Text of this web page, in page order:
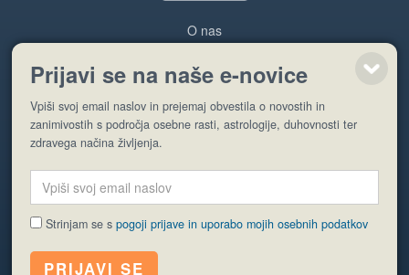
O nas
Pogoji uporabe
Pošlji stran
Prijavi se na naše e-novice
Vpiši svoj email naslov in prejemaj obvestila o novostih in
zanimivostih s področja osebne rasti, astrologije, duhovnosti ter
zdravega načina življenja.
Strinjam se spogoji prijave in uporabo mojih osebnih podatkov